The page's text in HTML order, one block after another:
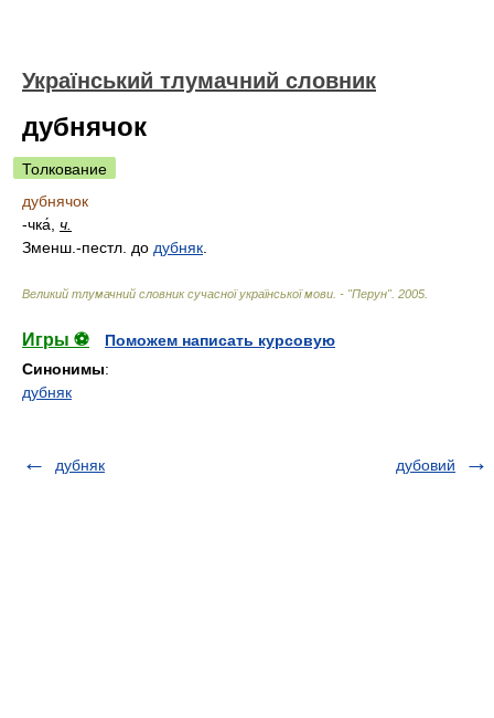
Український тлумачний словник
дубнячок
Толкование
дубнячок
-чка́, ч.
Зменш.-пестл. до дубняк
Великий тлумачний словник сучасної української мови. - "Перун". 2005
Игры ⚽
Поможем написать курсовую
Синонимы:
дубняк
дубняк дубовий